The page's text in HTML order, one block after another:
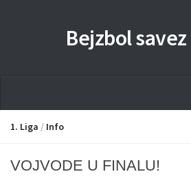
Bejzbol
Home
Liga
1. Liga / Info
VOJVODE U FINALU!